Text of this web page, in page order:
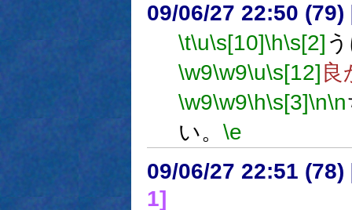
09/06/27 22:50 (79)
\t\u\s[10]\h\s[2]
\w9\w9\u\s[12]良
\w9\w9\h\s[3]\n\n
い。 \e
09/06/27 22:51 (78)
1]